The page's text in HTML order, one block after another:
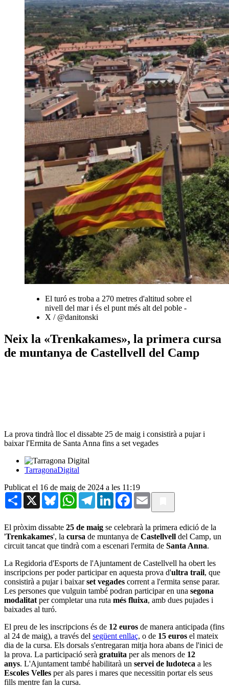
El turó es troba a 270 metres d'altitud sobre el
nivell del mar i és el punt més alt del poble -
X / @danitonski
Neix la «Trenkakames», la primera cursa
de muntanya de Castellvell del Camp
La prova tindrà lloc el dissabte 25 de maig i consistirà a pujar i
baixar l'Ermita de Santa Anna fins a set vegades
TarragonaDigital
Publicat el 16 de maig de 2024 a les 11:19
Share X BlueskyWhatsAppTelegramLinkedInFacebook
Email
El pròxim dissabte 25 de maig se celebrarà la primera edició de la
'Trenkakames', la cursa de muntanya de Castellvell del Camp, un
circuit tancat que tindrà com a escenari l'ermita de Santa Anna.
La Regidoria d'Esports de l'Ajuntament de Castellvell ha obert les
inscripcions per poder participar en aquesta prova d'ultra trail, que
consistirà a pujar i baixarset vegades corrent a l'ermita sense parar.
Les persones que vulguin també podran participar en una segona
modalitat per completar una ruta més fluixa, amb dues pujades i
baixades al turó.
El preu de les inscripcions és de 12 euros de manera anticipada (fins
al 24 de maig), a través del següent enllaç, o de 15 euros el mateix
dia de la cursa. Els dorsals s'entregaran mitja hora abans de l'inici de
la prova. La participació serà gratuïta per als menors de 12
anys. L'Ajuntament també habilitarà un servei de ludoteca a les
Escoles Velles per als pares i mares que necessitin portar els seus
fills mentre fan la cursa.